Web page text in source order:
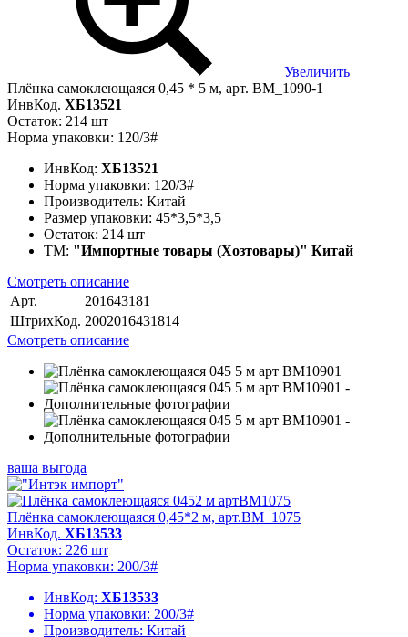
Увеличить
Плёнка самоклеющаяся 0,45 * 5 м, арт. BM_1090-1
ИнвКод. ХБ13521
Остаток: 214 шт
Норма упаковки: 120/3#
ИнвКод: ХБ13521
Норма упаковки: 120/3#
Производитель: Китай
Размер упаковки: 45*3,5*3,5
Остаток: 214 шт
ТМ: "Импортные товары (Хозтовары)" Китай
Смотреть описание
Арт.
201643181
ШтрихКод. 2002016431814
Смотреть описание
ваша выгода
Плёнка самоклеющаяся 0,45*2 м, арт.BM_1075
ИнвКод. ХБ13533
Остаток: 226 шт
Норма упаковки: 200/3#
ИнвКод: ХБ13533
Норма упаковки: 200/3#
Производитель: Китай